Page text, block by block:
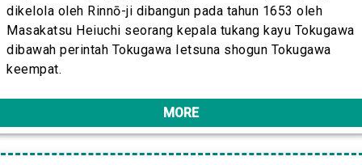
dikelola oleh Rinnō-ji dibangun pada tahun 1653 oleh
Masakatsu Heiuchi seorang kepala tukang kayu Tokugawa
dibawah perintah Tokugawa Ietsuna shogun Tokugawa
keempat.
MORE